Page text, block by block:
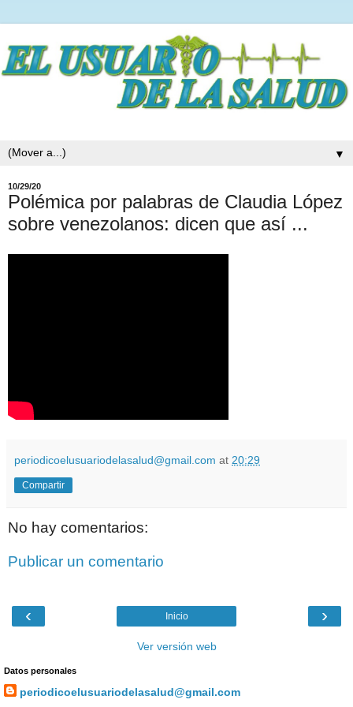
▼
10/29/20
Polémica por palabras de Claudia López
sobre venezolanos: dicen que así ...
periodicoelusuariodelasalud@gmail.com at 20:29
Compartir
No hay comentarios:
Publicar un comentario
‹ ›
Inicio
Ver versión web
Datos personales
periodicoelusuariodelasalud@gmail.com